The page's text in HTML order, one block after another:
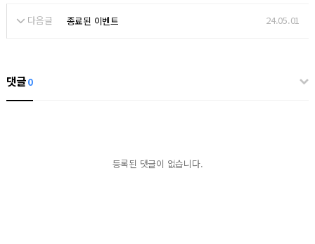
다음글 종료된 이벤트 24.05.01
댓글0
등록된 댓글이 없습니다.